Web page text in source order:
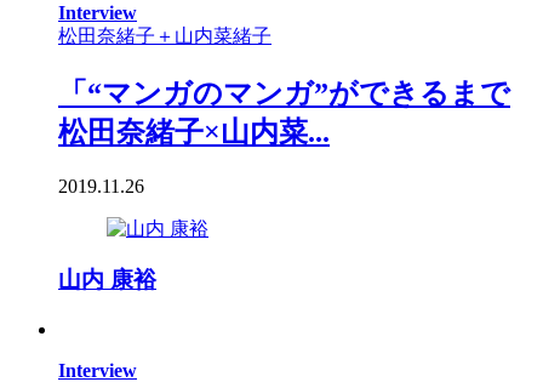
Interview
松田奈緒子＋山内菜緒子
「“マンガのマンガ”ができるまで
松田奈緒子×山内菜...
2019.11.26
山内 康裕
Interview